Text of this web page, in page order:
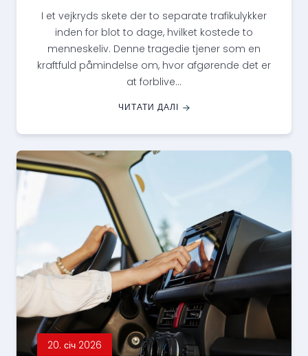
I et vejkryds skete der to separate trafikulykker
inden for blot to dage, hvilket kostede to
menneskeliv. Denne tragedie tjener som en
kraftfuld påmindelse om, hvor afgørende det er
at forblive...
ЧИТАТИ ДАЛІ
20. січ 2026